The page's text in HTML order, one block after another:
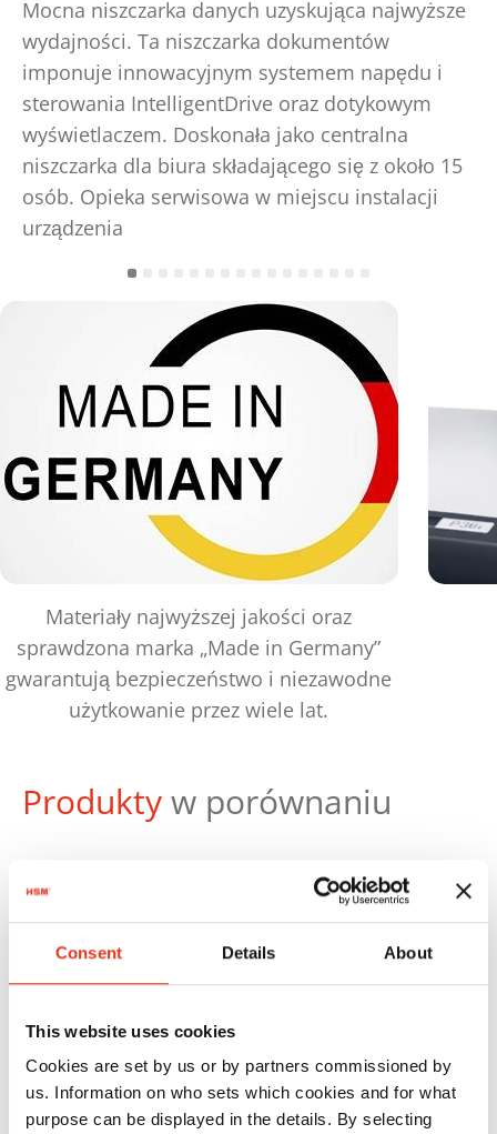
Consent Details About
This website uses cookies
Cookies are set by us or by partners commissioned by
us. Information on who sets which cookies and for what
purpose can be displayed in the details. By selecting
Mocna niszczarka danych uzyskująca najwyższe
wydajności. Ta niszczarka dokumentów
imponuje innowacyjnym systemem napędu i
sterowania IntelligentDrive oraz dotykowym
wyświetlaczem. Doskonała jako centralna
niszczarka dla biura składającego się z około 15
osób. Opieka serwisowa w miejscu instalacji
urządzenia
Materiały najwyższej jakości oraz
sprawdzona marka „Made in Germany”
gwarantują bezpieczeństwo i niezawodne
użytkowanie przez wiele lat.
Produktyw porównaniu
Numer
zamówienia:
EAN:
HSM
SECURIO
P40i - 1,9 x
1882121